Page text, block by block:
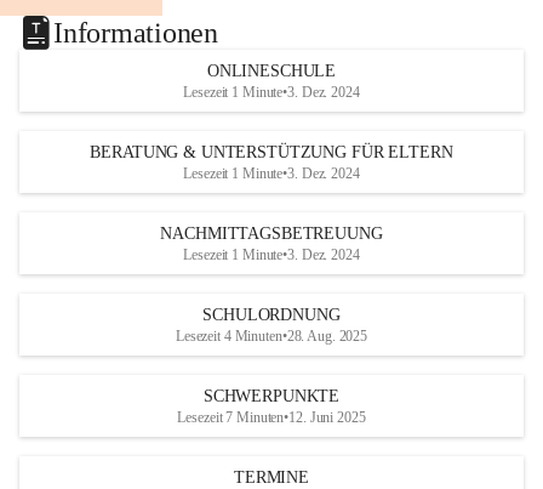
Informationen
ONLINESCHULE
Lesezeit 1 Minute•3. Dez. 2024
BERATUNG & UNTERSTÜTZUNG FÜR ELTERN
Lesezeit 1 Minute•3. Dez. 2024
NACHMITTAGSBETREUUNG
Lesezeit 1 Minute•3. Dez. 2024
SCHULORDNUNG
Lesezeit 4 Minuten•28. Aug. 2025
SCHWERPUNKTE
Lesezeit 7 Minuten•12. Juni 2025
TERMINE